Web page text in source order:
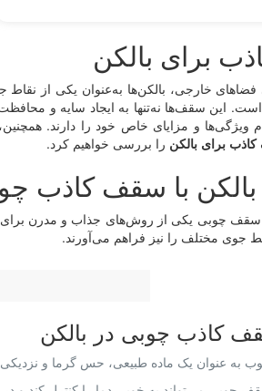
برای بالکن
خارجی، بالکن‌ها به‌عنوان یکی از نقاط
این سقف‌ها نه‌تنها به ایجاد سایه و محافظت
ویژگی‌ها و مزایای خاص خود را دارند.
برای بالکن را بررسی خواهیم کرد.
با سقف کاذب
چوبی یکی از روش‌های جذاب و مدرن برای
جوی مختلف را نیز فراهم می‌آورند.
کاذب چوبی در بالکن
به عنوان یک ماده طبیعی، حس گرما و